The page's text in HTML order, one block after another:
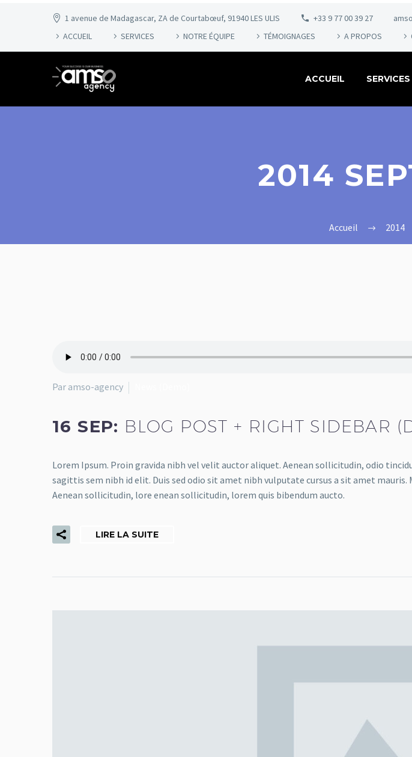
1 avenue de Madagascar, ZA de Courtabœuf, 91940 LES ULIS +33 9 77 00 39 27
ACCUEIL
SERVICES NOTRE ÉQUIPE TÉMOIGNAGES A PROPOS
ACCUEIL SERVICES
2014
Accueil 2014
Par amso-agency
16 SEP: BLOG POST + RIGHT SIDEBAR
Lorem Ipsum. Proin gravida nibh vel velit auctor aliquet. Aenean sollicitudin, odio
sagittis sem nibh id elit. Duis sed odio sit amet nibh vulputate cursus a sit amet
Aenean sollicitudin, lore enean sollicitudin, lorem quis bibendum aucto.
LIRE LA SUITE